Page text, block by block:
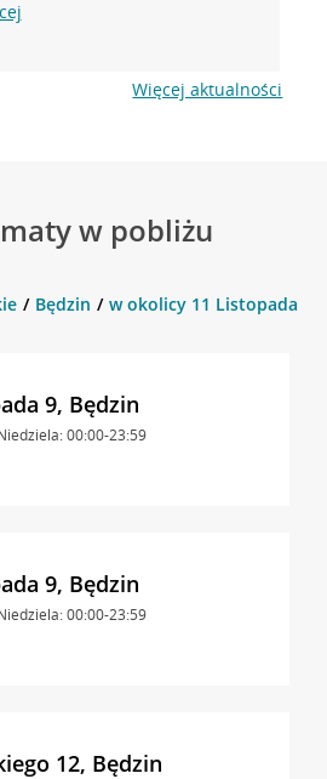
Więcej aktualności
w pobliżu
Będzin w okolicy 11 Listopada 10
9, Będzin
00:00-23:59
9, Będzin
00:00-23:59
12, Będzin